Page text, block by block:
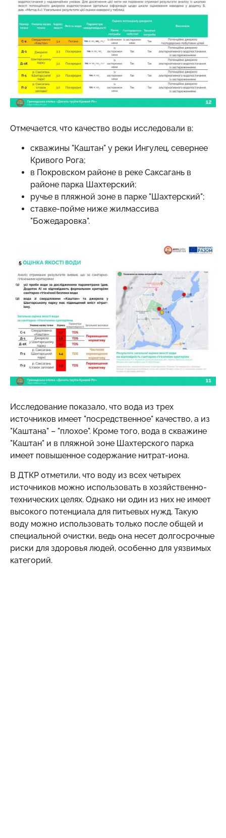
Отмечается, что качество воды исследовали в:
скважины "Каштан" у реки Ингулец, севернее
Кривого Рога;
в Покровском районе в реке Саксагань в
районе парка Шахтерский;
ручье в пляжной зоне в парке "Шахтерский";
ставке-пойме ниже жилмассива
"Божедаровка".
Исследование показало, что вода из трех
источников имеет "посредственное" качество, а из
"Каштана" – "плохое". Кроме того, вода в скважине
"Каштан" и в пляжной зоне Шахтерского парка
имеет повышенное содержание нитрат-иона.
В ДТКР отметили, что воду из всех четырех
источников можно использовать в хозяйственно-
технических целях. Однако ни один из них не имеет
высокого потенциала для питьевых нужд. Такую
воду можно использовать только после общей и
специальной очистки, ведь она несет долгосрочные
риски для здоровья людей, особенно для уязвимых
категорий.